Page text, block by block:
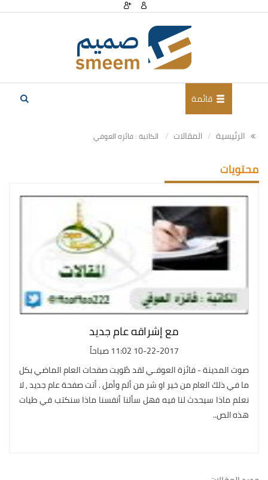
قائمة
الرئيسية المقالات الكاتبة : فائزه العوفي
محتويات
مع إشراقه عام جديد
10-22-2017 11:02 صباحاً
صوت المدينة - فائزة العوفـي لقد طُويت صفحات العام الماضي بكل
ما في ذلك العام من خير او شر من ألم وأمل . أتت صفحة عام جديد , لا
نعلم ماذا سيحدث لنا فيه فهل سألنا أنفسنا ماذا سنكتب في طيات
هذه الص..